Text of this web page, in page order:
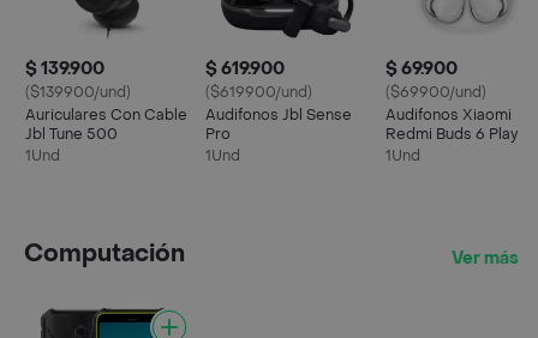
$ 139.900
($139900/und)
Auriculares Con Cable
Jbl Tune 500
1Und
$ 619.900
($619900/und)
Audifonos Jbl Sense
Pro
1Und
$ 69.900
($69900/und)
Audifonos Xiaomi
Redmi Buds 6 Play
1Und
Computación Ver más